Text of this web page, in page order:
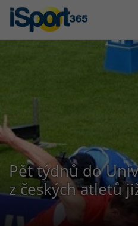
Pět týdnů do
z českých atletů